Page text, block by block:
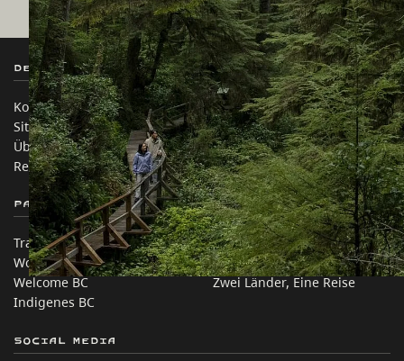
Destination BC
Kontakt
Sitemap
Über uns
Rechtliches & Richtlinien
Unsere Websites
Reisebranche
Medien
Unternehmen
简体中文 – China
Partnerseiten
Trade & Invest BC
Work BC
Welcome BC
Indigenes BC
Auf dieser Website
Reisevorschläge
Praktische Tipps
Zwei Länder, Eine Reise
Social Media